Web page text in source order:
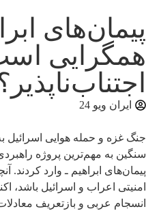
پیمان‌های
همگرایی
ایران ویو 24
سنگین به مهم‌ترین پروژه
پیمان‌های ابراهیم ـ وارد کردند.
امنیتی اعراب و اسرائیل باشد،
انسجام عربی و بازتعریف